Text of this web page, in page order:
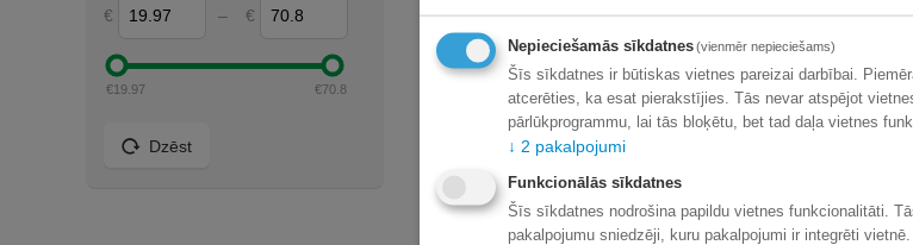
€ – €
€19.97 €70.8
Dzēst
Nepieciešamās sīkdatnes(vienmēr nepieciešams)
Šīs sīkdatnes ir būtiskas vietnes pareizai darbībai.
atcerēties, ka esat pierakstījies. Tās nevar atspējot
pārlūkprogrammu, lai tās bloķētu, bet tad daļa vietnes
↓ 2 pakalpojumi
Funkcionālās sīkdatnes
Šīs sīkdatnes nodrošina papildu vietnes funkcionalitāti.
pakalpojumu sniedzēji, kuru pakalpojumi ir integrēti